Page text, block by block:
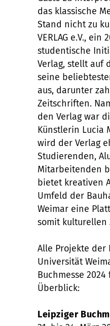
das klassische
Stand nicht zu
VERLAG e.V., ein
studentische
Verlag, stellt auf
seine
aus, darunter
Zeitschriften.
den Verlag war
Künstlerin Lucia
wird der Verlag
Studierenden,
Mitarbeitenden
bietet kreativen
Umfeld der
Weimar eine
somit kulturellen
Alle Projekte der
Universität
Buchmesse
Überblick:
Leipziger